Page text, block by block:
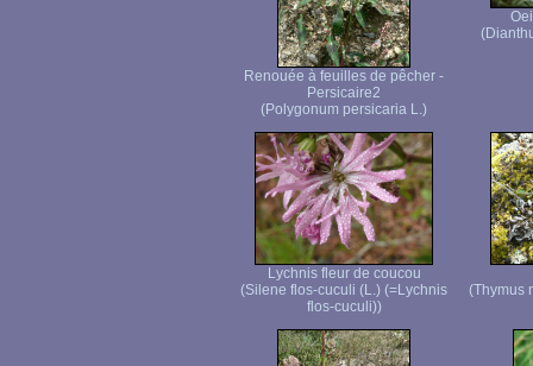
Renouée à feuilles de pêcher -
Persicaire2
(Polygonum persicaria L.)
Lychnis fleur de coucou
(Silene flos-cuculi (L.) (=Lychnis
flos-cuculi))
(Thymus